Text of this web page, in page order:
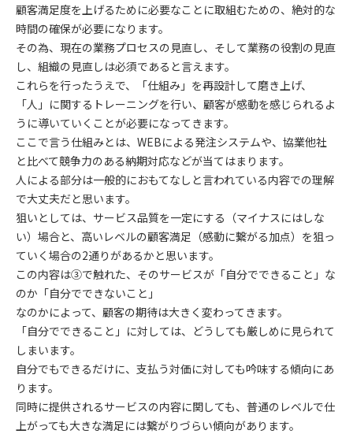
顧客満足度を上げるために必要なことに取組むための、絶対的な
時間の確保が必要になります。
その為、現在の業務プロセスの見直し、そして業務の役割の見直
し、組織の見直しは必須であると言えます。
これらを行ったうえで、「仕組み」を再設計して磨き上げ、
「人」に関するトレーニングを行い、顧客が感動を感じられるよ
うに導いていくことが必要になってきます。
ここで言う仕組みとは、WEBによる発注システムや、協業他社
と比べて競争力のある納期対応などが当てはまります。
人による部分は一般的におもてなしと言われている内容での理解
で大丈夫だと思います。
狙いとしては、サービス品質を一定にする（マイナスにはしな
い）場合と、高いレベルの顧客満足（感動に繋がる加点）を狙っ
ていく場合の2通りがあるかと思います。
この内容は③で触れた、そのサービスが「自分でできること」な
のか「自分でできないこと」
なのかによって、顧客の期待は大きく変わってきます。
「自分でできること」に対しては、どうしても厳しめに見られて
しまいます。
自分でもできるだけに、支払う対価に対しても吟味する傾向にあ
ります。
同時に提供されるサービスの内容に関しても、普通のレベルで仕
上がっても大きな満足には繋がりづらい傾向があります。